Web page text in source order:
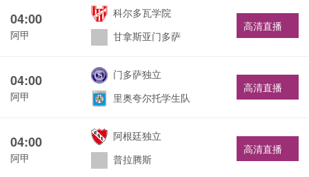
04:00
阿甲
科尔多瓦学院
甘拿斯亚门多萨
高清直播
04:00
阿甲
门多萨独立
里奥夸尔托学生队
高清直播
04:00
阿甲
阿根廷独立
普拉腾斯
高清直播